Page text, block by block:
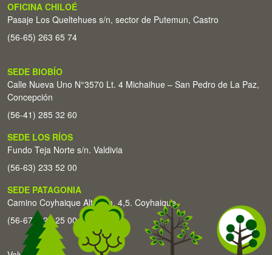
OFICINA CHILOÉ
Pasaje Los Queltehues s/n, sector de Putemun, Castro
(56-65) 263 65 74
SEDE BIOBÍO
Calle Nueva Uno N°3570 Lt. 4 Michaihue – San Pedro de La Paz,
Concepción
(56-41) 285 32 60
SEDE LOS RÍOS
Fundo Teja Norte s/n. Valdivia
(56-63) 233 52 00
SEDE PATAGONIA
Camino Coyhaique Alto Km. 4,5. Coyhaique
(56-67) 226 25 00